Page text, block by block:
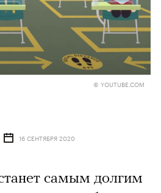
© YOUTUBE.COM
16 СЕНТЯБРЯ 2020
самым долгим